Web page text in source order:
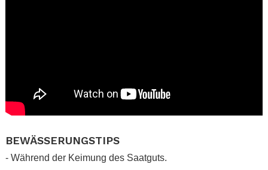
BEWÄSSERUNGSTIPS
- Während der Keimung des Saatguts.